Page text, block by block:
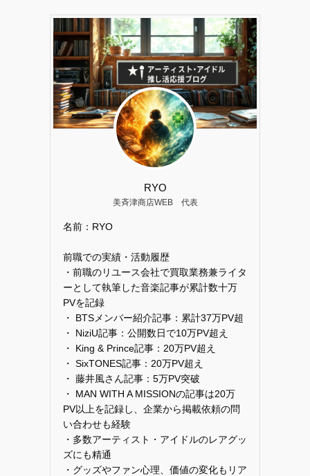
RYO
美斉津商店WEB 代表
名前：RYO
前職での実績・活動履歴
・前職のリユース会社で買取業務兼ライタ
ーとして執筆した音楽記事が累計数十万
PVを記録
・ BTSメンバー紹介記事：累計37万PV超
・ NiziU記事：公開数日で10万PV超え
・ King & Prince記事：20万PV超え
・ SixTONES記事：20万PV超え
・ 藤井風さん記事：5万PV突破
・ MAN WITH A MISSIONの記事は20万
PV以上を記録し、企業から掲載依頼の問
い合わせも経験
・多数アーティスト・アイドルのレアグッ
ズにも精通
・グッズやファン心理、価値の変化もリア